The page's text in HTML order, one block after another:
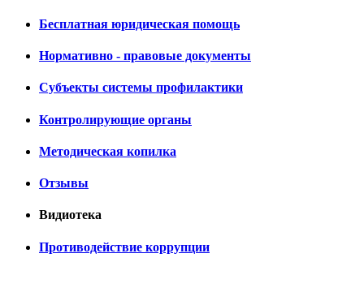
Бесплатная юридическая помощь
Нормативно - правовые документы
Субъекты системы профилактики
Контролирующие органы
Методическая копилка
Отзывы
Видиотека
Противодействие коррупции